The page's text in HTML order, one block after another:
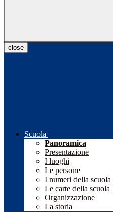
close
Scuola
Panoramica
Presentazione
I luoghi
Le persone
I numeri della scuola
Le carte della scuola
Organizzazione
La storia